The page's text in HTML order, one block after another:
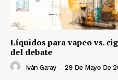
Líquidos para vapeo vs.
del debate
Iván Garay - 29 De Mayo De